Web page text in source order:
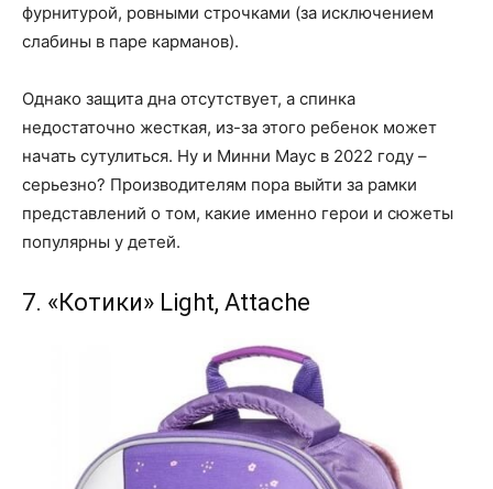
фурнитурой, ровными строчками (за исключением
слабины в паре карманов).
Однако защита дна отсутствует, а спинка
недостаточно жесткая, из-за этого ребенок может
начать сутулиться. Ну и Минни Маус в 2022 году –
серьезно? Производителям пора выйти за рамки
представлений о том, какие именно герои и сюжеты
популярны у детей.
7. «Котики» Light, Attache